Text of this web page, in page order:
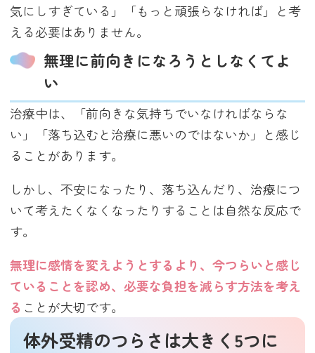
気にしすぎている」「もっと頑張らなければ」と考
える必要はありません。
無理に前向きになろうとしなくてよ
い
治療中は、「前向きな気持ちでいなければならな
い」「落ち込むと治療に悪いのではないか」と感じ
ることがあります。
しかし、不安になったり、落ち込んだり、治療につ
いて考えたくなくなったりすることは自然な反応で
す。
無理に感情を変えようとするより、今つらいと感じ
ていることを認め、必要な負担を減らす方法を考え
る ことが大切です。
体外受精のつらさは大きく5つに